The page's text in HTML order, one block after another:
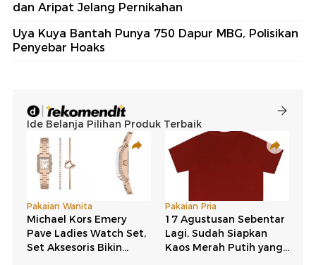
dan Aripat Jelang Pernikahan
Uya Kuya Bantah Punya 750 Dapur MBG, Polisikan
Penyebar Hoaks